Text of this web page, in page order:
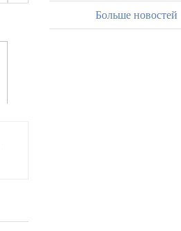
Больше новостей